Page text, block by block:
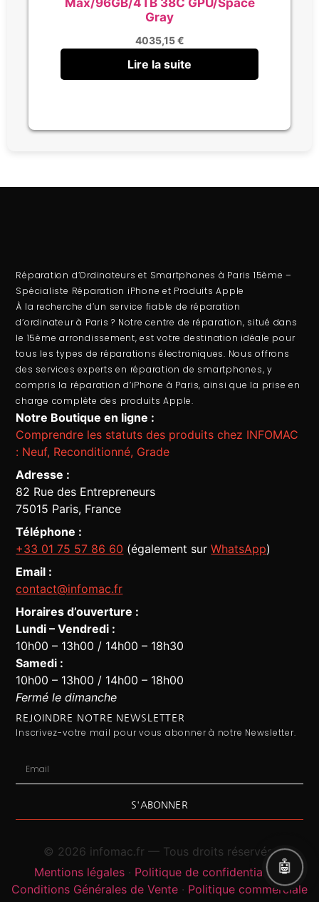
Gray
4035,15€
Lire la suite
Réparation d’Ordinateurs et Smartphones à Paris 15ème –
Spécialiste Réparation iPhone et Produits Apple
À la recherche d’un service fiable de réparation
d’ordinateurà Paris ? Notre centre de réparation, situé dans
le 15ème arrondissement, est votre destination idéale pour
tous les types de réparations électroniques. Nous offrons
des services experts en réparation de smartphones, y
compris la réparation d’iPhone à Paris, ainsi que la prise en
charge complète des produits Apple.
Notre Boutique en ligne :
Comprendre les statuts des produits chez INFOMAC
: Neuf, Reconditionné, Grade
Adresse :
82 Rue des Entrepreneurs
75015 Paris, France
Téléphone :
+33 01 75 57 86 60 (également surWhatsApp)
Email :
contact@infomac.fr
Horaires d’ouverture :
Lundi – Vendredi :
10h00 – 13h00 / 14h00 – 18h30
Samedi :
10h00 – 13h00 / 14h00 – 18h00
Fermé le dimanche
REJOINDRE NOTRE NEWSLETTER
Inscrivez-votre mail pour vous abonner à notre Newsletter.
S'ABONNER
© 2026 infomac.fr — Tous droits réservés.
Mentions légales· Politique de confidentialité ·
Conditions Générales de Vente · Politique commerciale
Assistant Infomac